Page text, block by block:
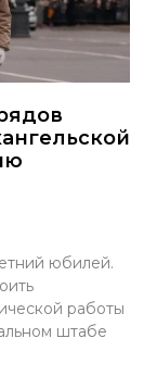
юбилей.
работы
штабе